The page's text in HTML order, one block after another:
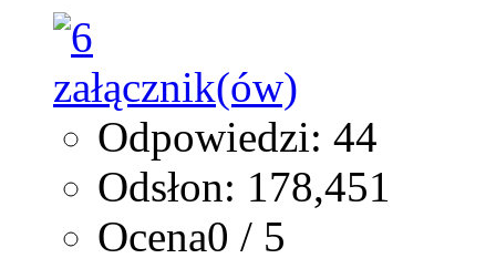
Odpowiedzi: 44
Odsłon: 178,451
Ocena0 / 5